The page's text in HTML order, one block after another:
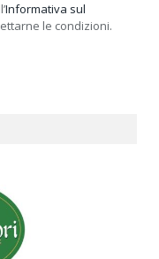
Informativa sul
le condizioni.